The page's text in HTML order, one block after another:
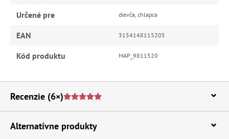
Určené pre dievča, chlapca
EAN 3154148115205
Kód produktu MAP_9811520
Recenzie (6×)
Alternatívne produkty